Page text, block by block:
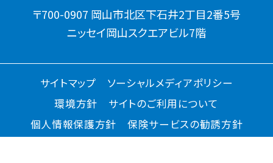
〒700-0907 岡山市北区下石井2丁目2番5号
ニッセイ岡山スクエアビル7階
サイトマップ
ソーシャルメディアポリシー
環境方針
サイトのご利用について
個人情報保護方針
保険サービスの勧誘方針